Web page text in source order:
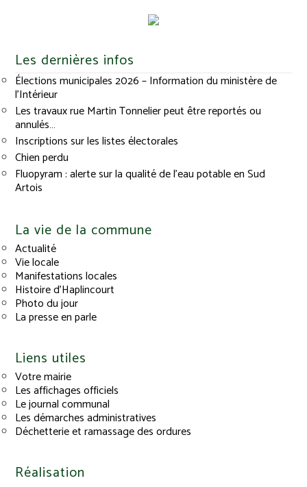
Les dernières infos
Élections municipales 2026 – Information du ministère de
l’Intérieur
Les travaux rue Martin Tonnelier peut être reportés ou
annulés…
Inscriptions sur les listes électorales
Chien perdu
Fluopyram : alerte sur la qualité de l’eau potable en Sud
Artois
La vie de la commune
Actualité
Vie locale
Manifestations locales
Histoire d’Haplincourt
Photo du jour
La presse en parle
Liens utiles
Votre mairie
Les affichages officiels
Le journal communal
Les démarches administratives
Déchetterie et ramassage des ordures
Réalisation